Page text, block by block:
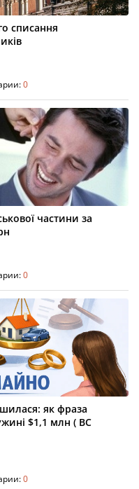
списання
0
частини за
0
як фраза
$1,1 млн ( ВС
0